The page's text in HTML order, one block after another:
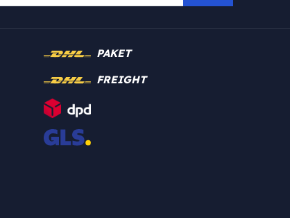
PAKET
FREIGHT